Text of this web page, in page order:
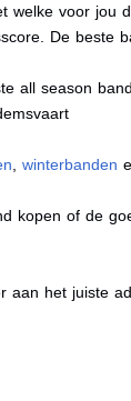
welke voor jou
De beste
all season
,winterbanden
kopen of de
aan het juiste